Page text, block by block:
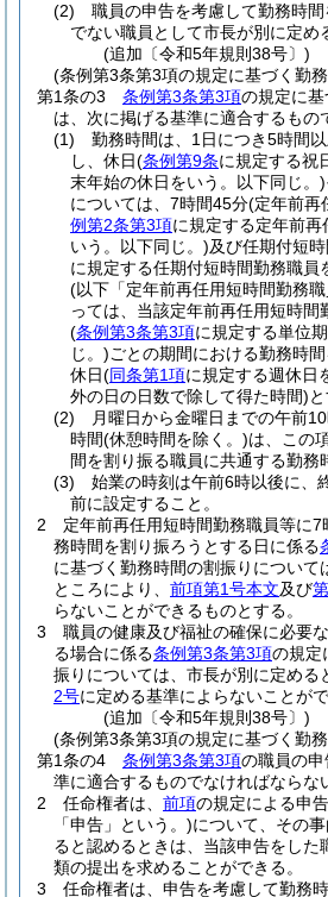
(2)
職員の申告を考慮して勤務時
でない職員として市長が別に定め
(追加〔令和5年規則38号〕)
(条例第3条第3項の規定に基づく勤
第1条の3
条例第3条第3項の規定に基
は、次に掲げる基準に適合するもの
(1)
勤務時間は、1日につき5時間以
し、休日(条例第9条に規定する祝
末年始の休日をいう。以下同じ。)
については、7時間45分(定年前再
例第2条第3項に規定する定年前
いう。以下同じ。)及び任期付短
に規定する任期付短時間勤務職員
(以下「定年前再任用短時間勤務
っては、当該定年前再任用短時間
(条例第3条第3項に規定する単位
じ。)ごとの期間における勤務時
休日(同条第1項に規定する週休日
外の日の日数で除して得た時間)
(2)
月曜日から金曜日までの午前
時間(休憩時間を除く。)は、この
間を割り振る職員に共通する勤務
(3)
始業の時刻は午前6時以後に、
前に設定すること。
2
定年前再任用短時間勤務職員等に
務時間を割り振ろうとする日に係る
に基づく勤務時間の割振りについて
ところにより、 前項第1号本文及び
らないことができるものとする。
3
職員の健康及び福祉の確保に必要
る場合に係る条例第3条第3項の規定
振りについては、市長が別に定める
2号に定める基準によらないことが
(追加〔令和5年規則38号〕)
(条例第3条第3項の規定に基づく勤
第1条の4
条例第3条第3項の職員の申
準に適合するものでなければならな
2
任命権者は、 前項の規定による申告
「申告」という。)について、その
ると認めるときは、当該申告をした
類の提出を求めることができる。
3
任命権者は、申告を考慮して勤務